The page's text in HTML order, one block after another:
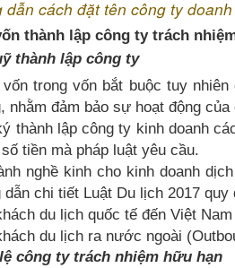
dẫn cách đặt tên công ty
thành lập công ty trách
thành lập công ty
trong vốn bắt buộc tuy
nhằm đảm bảo sự hoạt động của
thành lập công ty kinh doanh
tiền mà pháp luật yêu cầu.
nghề kinh cho kinh doanh
chi tiết Luật Du lịch 2017 quy
du lịch quốc tế đến Việt
du lịch ra nước ngoài
công ty trách nhiệm hữu hạn